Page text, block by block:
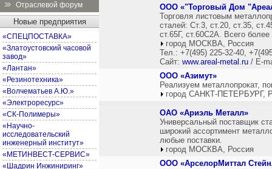
Отраслевой форум
Новые предприятия
«СПЕЦПОСТАВКА»
«Златоустовский часовой
завод»
«Лантан»
«Резинотехника»
«Волчематьев А.Ю.»
«Электроресурс»
«СК-Полимеры»
«Научно-
исследовательский
инженерный институт»
«МЕТИНВЕСТ-СЕРВИС»
«Шадрин Инжиниринг»
ООО «"Торговый Дом
Торговля листовым
сталей: Ст.3, ст.20, ст.35,
ст.65Г, ст.60С2А. Всего
город МОСКВА, Россия
Тел.: +7(495) 225-32-40,
Сайт: www.areal-metal.ru / E-
ООО «Азимут»
Реализуем металлопрокат,
город САНКТ-ПЕТЕРБУРГ,
ОАО «Ариэль Металл»
Универсальный поставщик
широкий ассортимент
любые поставки.
город МОСКВА, Россия
ООО «АрселорМиттал